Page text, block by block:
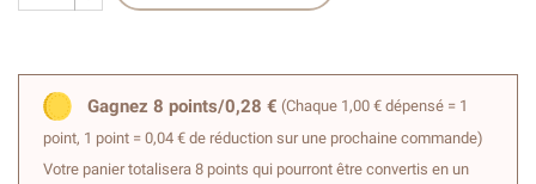
Gagnez 8 points/0,28 € (Chaque 1,00 € dépensé = 1
point, 1 point = 0,04 € de réduction sur une prochaine commande)
Votre panier totalisera 8 points qui pourront être convertis en un